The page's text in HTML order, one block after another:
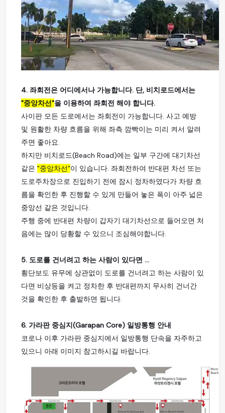
4. 좌회전은 어디에서나 가능합니다. 단, 비치로드에서는
"중앙차선"을 이용하여 좌회전 해야 합니다.
사이판 모든 도로에서는 좌회전이 가능합니다. 사고 예방
및 원활한 차량 흐름을 위해 좌측 깜빡이는 미리 켜서 알려
주면 좋아요.
하지만 비치로드(Beach Road)에는 일부 구간에 대기차선
같은 "중앙차선"이 있습니다. 좌회전하여 반대편 차선 또는
도로주차장으로 진입하기 전에 잠시 정차하였다가 차량 흐
름을 확인한 후 진행할 수 있게 만들어 놓은 폭이 아주 넓은
중앙선 같은 것입니다.
주행 중에 반대편 차량이 갑자기 대기차선으로 들어오면 처
음에는 많이 당황할 수 있으니 조심해야합니다.
5. 도로를 건너려고 하는 사람이 있다면 ...
횡단보도 유무에 상관없이 도로를 건너려고 하는 사람이 있
다면 비상등을 켜고 정차한 후 반대편까지 무사히 건너간
것을 확인한 후 출발하면 됩니다.
6. 가라판 중심지(Garapan Core) 일방통행 안내
코로나 이후 가라판 중심지에서 일방통행 단속을 자주하고
있으니 아래 이미지 참고하시길 바랍니다.